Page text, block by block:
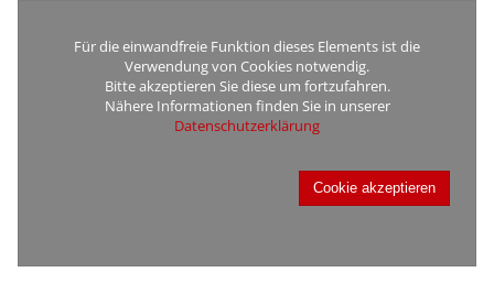
Für die einwandfreie Funktion dieses Elements ist die
Verwendung von Cookies notwendig.
Bitte akzeptieren Sie diese um fortzufahren.
Nähere Informationen finden Sie in unserer
Datenschutzerklärung
Cookie akzeptieren